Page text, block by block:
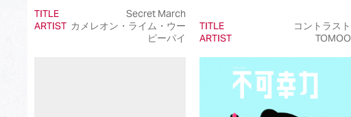
TITLE
Secret March
ARTIST カメレオン・ライム・ウー
ピーパイ
TITLE
コントラスト
ARTIST
TOMOO